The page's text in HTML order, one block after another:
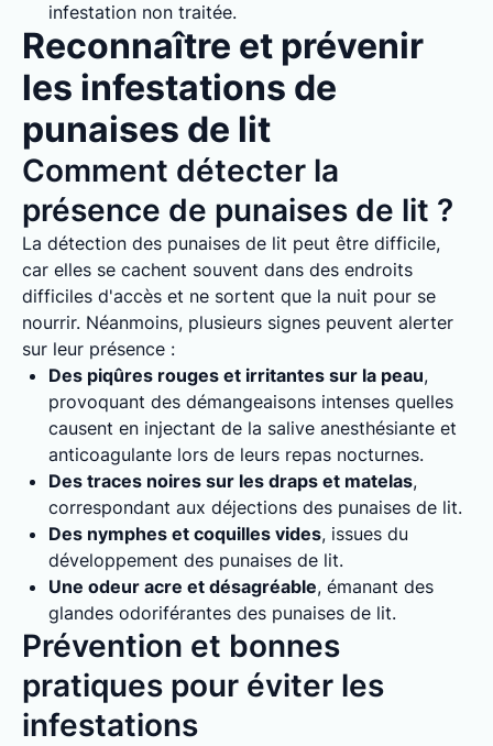
infestation non traitée.
Reconnaître et prévenir
les infestations de
punaises de lit
Comment détecter la
présence de punaises de lit ?
La détection des punaises de lit peut être difficile,
car elles se cachent souvent dans des endroits
difficiles d'accès et ne sortent que la nuit pour se
nourrir. Néanmoins, plusieurs signes peuvent alerter
sur leur présence :
Des piqûres rouges et irritantes sur la peau,
provoquant des démangeaisons intenses quelles
causent en injectant de la salive anesthésiante et
anticoagulante lors de leurs repas nocturnes.
Des traces noires sur les draps et matelas,
correspondant aux déjections des punaises de lit.
Des nymphes et coquilles vides, issues du
développement des punaises de lit.
Une odeur acre et désagréable, émanant des
glandes odoriférantes des punaises de lit.
Prévention et bonnes
pratiques pour éviter les
infestations